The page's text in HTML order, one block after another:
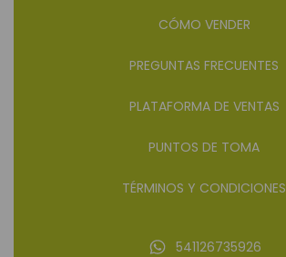
CÓMO VENDER
PREGUNTAS FRECUENTES
PLATAFORMA DE VENTAS
PUNTOS DE TOMA
TÉRMINOS Y CONDICIONES
541126735926